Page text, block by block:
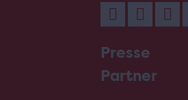
Presse
Partner